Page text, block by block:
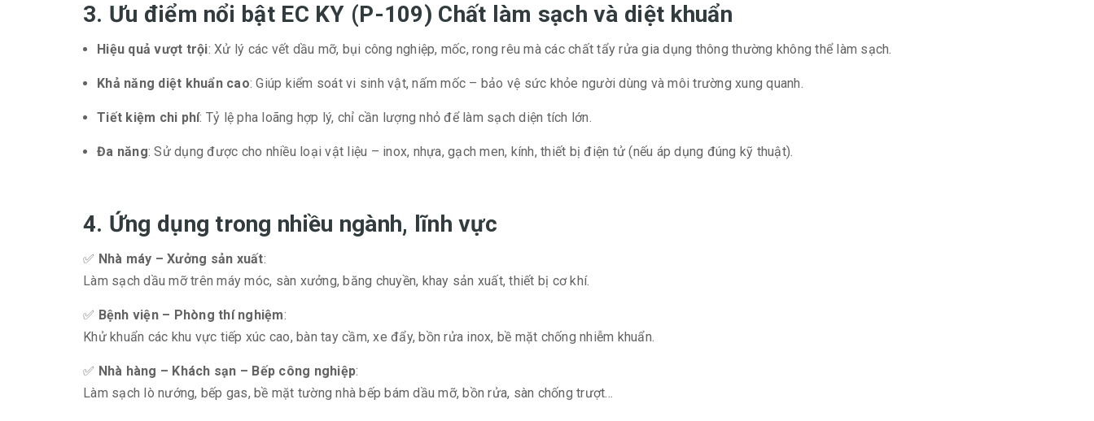
3. Ưu điểm nổi bật EC KY (P-109) Chất làm sạch và diệt khuẩn
Hiệu quả vượt trội: Xử lý các vết dầu mỡ, bụi công nghiệp, mốc, rong rêu mà các chất tẩy rửa gia dụng thông thường không thể làm sạch.
Khả năng diệt khuẩn cao: Giúp kiểm soát vi sinh vật, nấm mốc – bảo vệ sức khỏe người dùng và môi trường xung quanh.
Tiết kiệm chi phí: Tỷ lệ pha loãng hợp lý, chỉ cần lượng nhỏ để làm sạch diện tích lớn.
Đa năng: Sử dụng được cho nhiều loại vật liệu – inox, nhựa, gạch men, kính, thiết bị điện tử (nếu áp dụng đúng kỹ thuật).
4. Ứng dụng trong nhiều ngành, lĩnh vực
✅ Nhà máy – Xưởng sản xuất:
Làm sạch dầu mỡ trên máy móc, sàn xưởng, băng chuyền, khay sản xuất, thiết bị cơ khí.
✅ Bệnh viện – Phòng thí nghiệm:
Khử khuẩn các khu vực tiếp xúc cao, bàn tay cầm, xe đẩy, bồn rửa inox, bề mặt chống nhiễm khuẩn.
✅ Nhà hàng – Khách sạn – Bếp công nghiệp:
Làm sạch lò nướng, bếp gas, bề mặt tường nhà bếp bám dầu mỡ, bồn rửa, sàn chống trượt…